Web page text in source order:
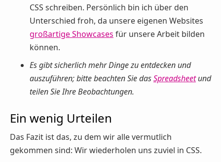
CSS schreiben. Persönlich bin ich über den
Unterschied froh, da unsere eigenen Websites
großartige Showcases für unsere Arbeit bilden
können.
Es gibt sicherlich mehr Dinge zu entdecken und
auszuführen; bitte beachten Sie dasSpreadsheetund
teilen Sie Ihre Beobachtungen.
Ein wenig Urteilen
Das Fazit ist das, zu dem wir alle vermutlich
gekommen sind: Wir wiederholen uns zuviel in CSS.